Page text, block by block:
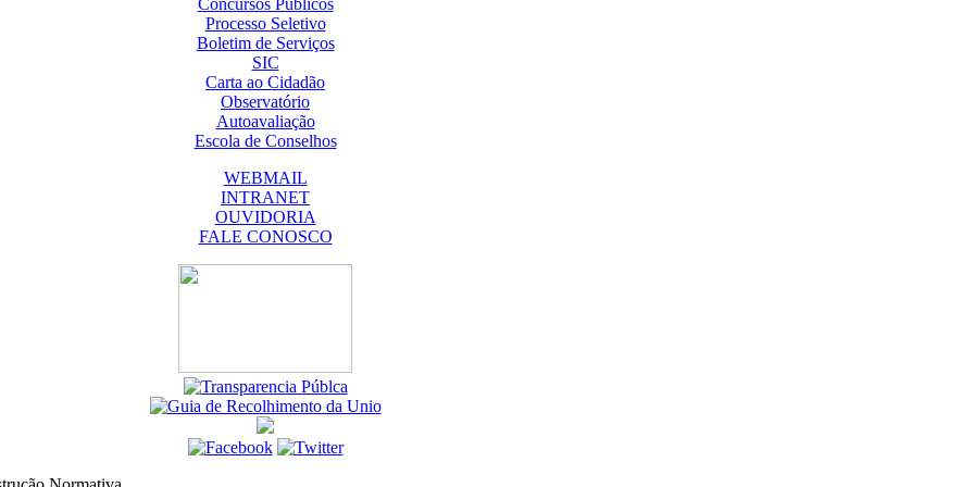
Concursos Públicos
Processo Seletivo
Boletim de Serviços
SIC
Carta ao Cidadão
Observatório
Autoavaliação
Escola de Conselhos
WEBMAIL
INTRANET
OUVIDORIA
FALE CONOSCO